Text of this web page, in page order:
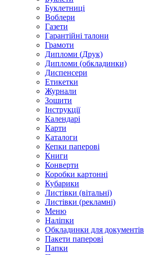
Буклетниці
Воблери
Газети
Гарантійні талони
Грамоти
Дипломи (Друк)
Дипломи (обкладинки)
Диспенсери
Етикетки
Журнали
Зошити
Інструкції
Календарі
Карти
Каталоги
Кепки паперові
Книги
Конверти
Коробки картонні
Кубарики
Листівки (вітальні)
Листівки (рекламні)
Меню
Наліпки
Обкладинки для документів
Пакети паперові
Папки